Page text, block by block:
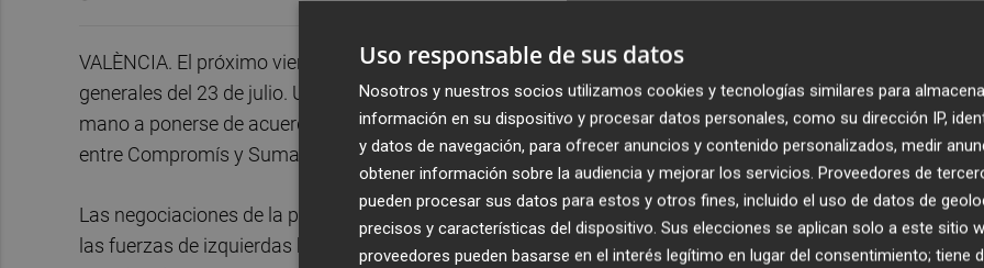
VALÈNCIA. El próximo viernes finaliza el plazo para registrar las coaliciones que concurrirán a las
generales del 23 de julio. Una fecha que apremia a las formaciones que deseen acudir a las urnas de la
mano a ponerse de acuerdo sobre la manera en la que lo harán. Algo que, por el momento, no ha ocurrido
entre Compromís y Sumar. Y aún tardará en producirse unas horas.
Las negociaciones de la plataforma liderada por Yolanda Díaz
con Podemos para tratar de unificar a
las fuerzas de izquierdas bajo una única candidatura han eclipsado y relegado a un segundo plano
Uso responsable de sus datos
Nosotros y nuestros socios utilizamos cookies y tecnologías similares para
información en su dispositivo y procesar datos personales, como su dirección IP,
y datos de navegación, para ofrecer anuncios y contenido personalizados, medir
obtener información sobre la audiencia y mejorar los servicios. Proveedores de
pueden procesar sus datos para estos y otros fines, incluido el uso de datos de
precisos y características del dispositivo. Sus elecciones se aplican solo a este sitio
proveedores pueden basarse en el interés legítimo en lugar del consentimiento; tiene